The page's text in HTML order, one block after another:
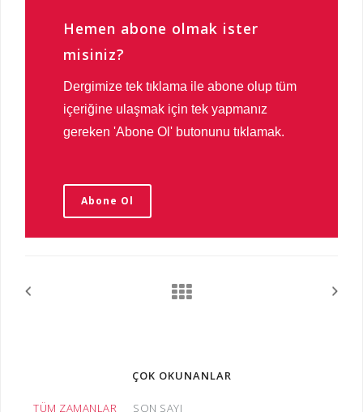
Hemen abone olmak ister
misiniz?
Dergimize tek tıklama ile abone olup tüm
içeriğine ulaşmak için tek yapmanız
gereken 'Abone Ol' butonunu tıklamak.
Abone Ol
ÇOK OKUNANLAR
TÜM ZAMANLAR SON SAYI